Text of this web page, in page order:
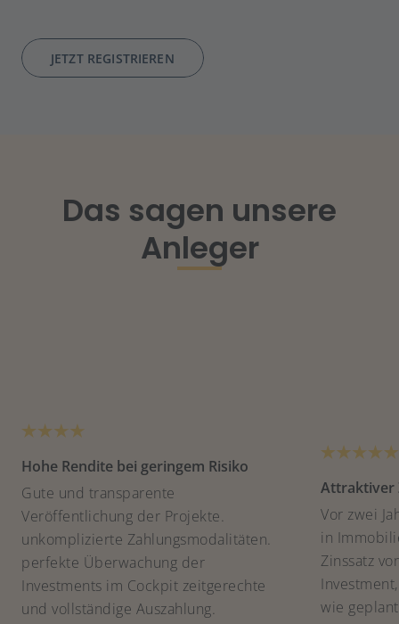
JETZT REGISTRIEREN
Das sagen unsere
Anleger
Hohe Rendite bei geringem Risiko
Gute und transparente
Veröffentlichung der Projekte.
unkomplizierte Zahlungsmodalitäten.
perfekte Überwachung der
Investments im Cockpit zeitgerechte
und vollständige Auszahlung.
Attraktiver
Vor zwei
in
Zinssatz
wie